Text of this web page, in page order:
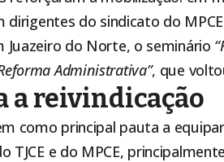
dirigentes do sindicato do
Juazeiro do Norte, o seminário
Administrativa”, que
a reivindicação
como principal pauta a
TJCE e do MPCE,